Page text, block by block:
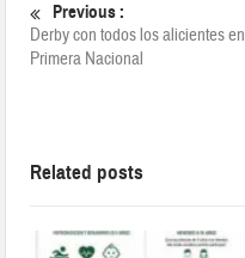
Previous :
Derby con todos los alicientes en
Primera Nacional
Related posts